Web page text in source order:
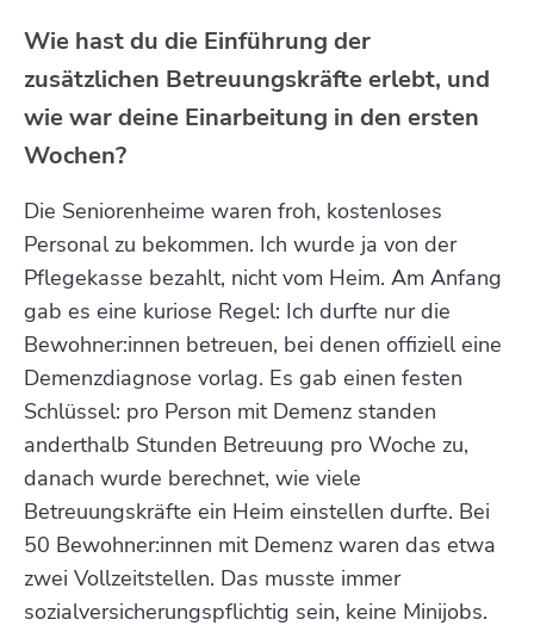
Wie hast du die Einführung der
zusätzlichen Betreuungskräfte erlebt, und
wie war deine Einarbeitung in den ersten
Wochen?
Die Seniorenheime waren froh, kostenloses
Personal zu bekommen. Ich wurde ja von der
Pflegekasse bezahlt, nicht vom Heim. Am Anfang
gab es eine kuriose Regel: Ich durfte nur die
Bewohner:innen betreuen, bei denen offiziell eine
Demenzdiagnose vorlag. Es gab einen festen
Schlüssel: pro Person mit Demenz standen
anderthalb Stunden Betreuung pro Woche zu,
danach wurde berechnet, wie viele
Betreuungskräfte ein Heim einstellen durfte. Bei
50 Bewohner:innen mit Demenz waren das etwa
zwei Vollzeitstellen. Das musste immer
sozialversicherungspflichtig sein, keine Minijobs.